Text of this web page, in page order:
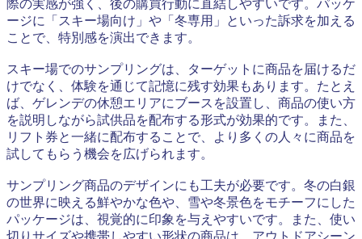
際の実感が強く、後の購買行動に直結しやすいです。パッケ
ージに「スキー場向け」や「冬専用」といった訴求を加える
ことで、特別感を演出できます。
スキー場でのサンプリングは、ターゲットに商品を届けるだ
けでなく、体験を通じて記憶に残す効果もあります。たとえ
ば、ゲレンデの休憩エリアにブースを設置し、商品の使い方
を説明しながら試供品を配布する形式が効果的です。また、
リフト券と一緒に配布することで、より多くの人々に商品を
試してもらう機会を広げられます。
サンプリング商品のデザインにも工夫が必要です。冬の白銀
の世界に映える鮮やかな色や、雪や冬景色をモチーフにした
パッケージは、視覚的に印象を与えやすいです。また、使い
切りサイズや携帯しやすい形状の商品は、アウトドアシーン